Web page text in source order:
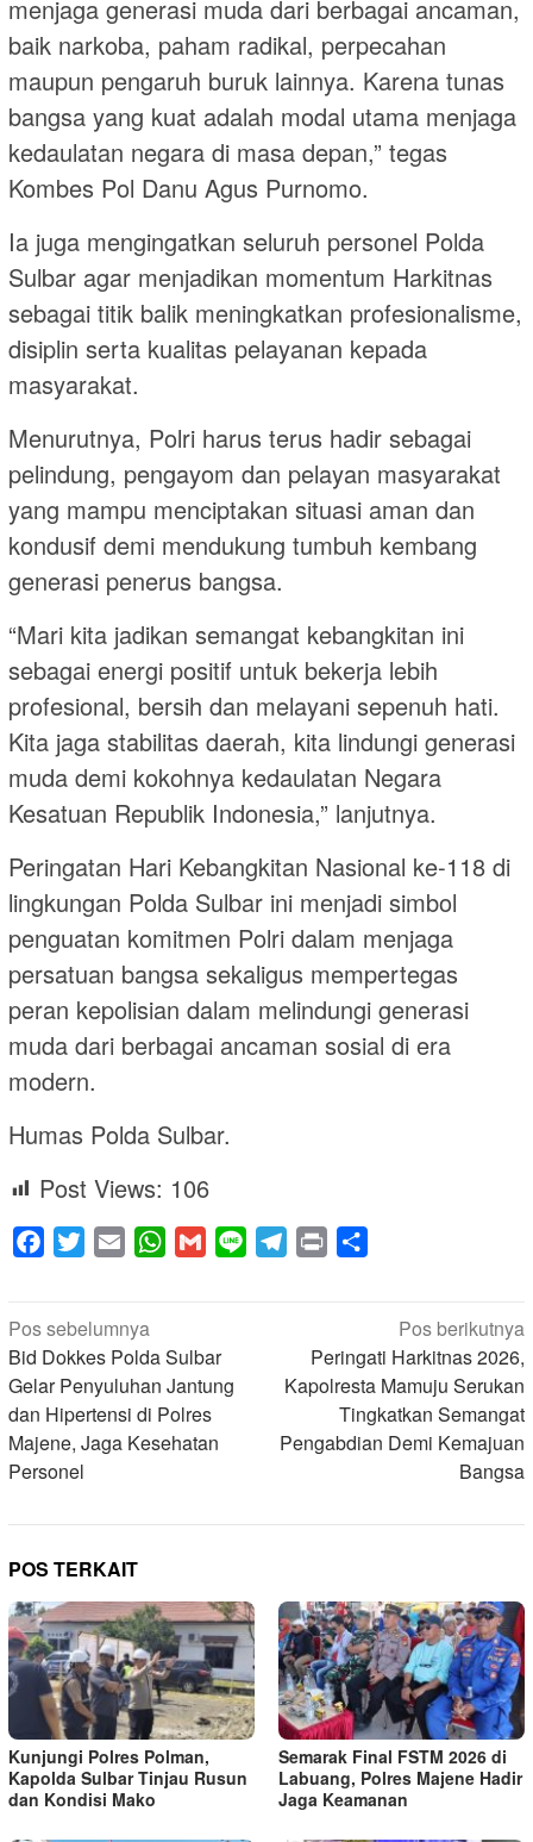
menjaga generasi muda dari berbagai ancaman,
baik narkoba, paham radikal, perpecahan
maupun pengaruh buruk lainnya. Karena tunas
bangsa yang kuat adalah modal utama menjaga
kedaulatan negara di masa depan,” tegas
Kombes Pol Danu Agus Purnomo.
Ia juga mengingatkan seluruh personel Polda
Sulbar agar menjadikan momentum Harkitnas
sebagai titik balik meningkatkan profesionalisme,
disiplin serta kualitas pelayanan kepada
masyarakat.
Menurutnya, Polri harus terus hadir sebagai
pelindung, pengayom dan pelayan masyarakat
yang mampu menciptakan situasi aman dan
kondusif demi mendukung tumbuh kembang
generasi penerus bangsa.
“Mari kita jadikan semangat kebangkitan ini
sebagai energi positif untuk bekerja lebih
profesional, bersih dan melayani sepenuh hati.
Kita jaga stabilitas daerah, kita lindungi generasi
muda demi kokohnya kedaulatan Negara
Kesatuan Republik Indonesia,” lanjutnya.
Peringatan Hari Kebangkitan Nasional ke-118 di
lingkungan Polda Sulbar ini menjadi simbol
penguatan komitmen Polri dalam menjaga
persatuan bangsa sekaligus mempertegas
peran kepolisian dalam melindungi generasi
muda dari berbagai ancaman sosial di era
modern.
Humas Polda Sulbar.
Post Views: 106
Facebook
Twitter Email WhatsApp
Gmail Line Telegram
Print
Navigasi
pos
Pos sebelumnya
Bid Dokkes Polda Sulbar
Gelar Penyuluhan Jantung
dan Hipertensi di Polres
Majene, Jaga Kesehatan
Personel
Pos berikutnya
Peringati Harkitnas 2026,
Kapolresta Mamuju Serukan
Tingkatkan Semangat
Pengabdian Demi Kemajuan
Bangsa
POS TERKAIT
Kunjungi Polres Polman,
Kapolda Sulbar Tinjau Rusun
dan Kondisi Mako
Semarak Final FSTM 2026 di
Labuang, Polres Majene Hadir
Jaga Keamanan